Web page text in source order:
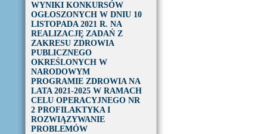
WYNIKI KONKURSÓW
OGŁOSZONYCH W DNIU 10
LISTOPADA 2021 R. NA
REALIZACJĘ ZADAŃ Z
ZAKRESU ZDROWIA
PUBLICZNEGO
OKREŚLONYCH W
NARODOWYM
PROGRAMIE ZDROWIA NA
LATA 2021-2025 W RAMACH
CELU OPERACYJNEGO NR
2 PROFILAKTYKA I
ROZWIĄZYWANIE
PROBLEMÓW